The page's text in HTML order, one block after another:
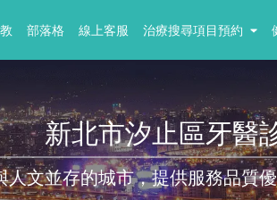
部落格 線上客服 治療搜尋項目預約
新北市汐止區牙醫
人文並存的城市，提供服務品質